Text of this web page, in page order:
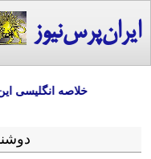
ایران‌پرس‌نیوز
خلاصه انگلیسی این
دوشنبه، 29 دی ماه